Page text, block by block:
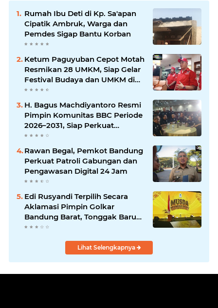
Rumah Ibu Deti di Kp. Sa'apan
Cipatik Ambruk, Warga dan
Pemdes Sigap Bantu Korban
Ketum Paguyuban Cepot Motah
Resmikan 28 UMKM, Siap Gelar
Festival Budaya dan UMKM di
Jalan Braga
H. Bagus Machdiyantoro Resmi
Pimpin Komunitas BBC Periode
2026–2031, Siap Perkuat
Solidaritas dan Hadirkan
Program Nyata untuk
Masyarakat
Rawan Begal, Pemkot Bandung
Perkuat Patroli Gabungan dan
Pengawasan Digital 24 Jam
Edi Rusyandi Terpilih Secara
Aklamasi Pimpin Golkar
Bandung Barat, Tonggak Baru
Kepemimpinan Harmonis
Lihat Selengkapnya